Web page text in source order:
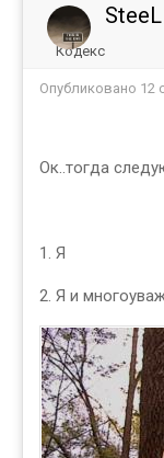
SteeL
Кодекс
Опубликовано 12
Ок..тогда
1. Я
2. Я и